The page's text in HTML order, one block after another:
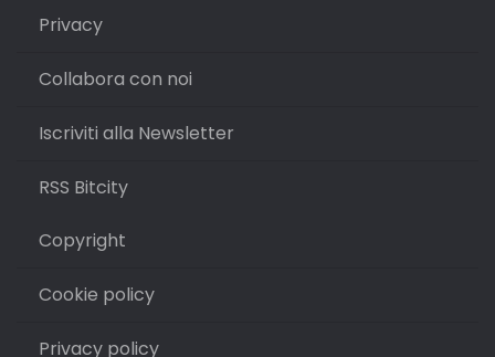
Privacy
Collabora con noi
Iscriviti alla Newsletter
RSS Bitcity
Copyright
Cookie policy
Privacy policy